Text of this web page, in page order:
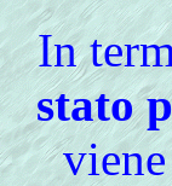
In
stato